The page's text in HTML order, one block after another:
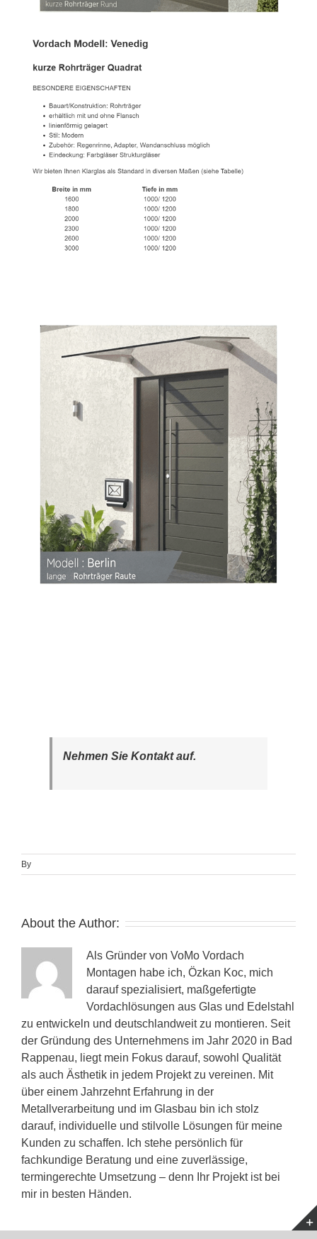
Nehmen Sie Kontakt auf.
By
About the Author:
Als Gründer von VoMo Vordach
Montagen habe ich, Özkan Koc, mich
darauf spezialisiert, maßgefertigte
Vordachlösungen aus Glas und Edelstahl
zu entwickeln und deutschlandweit zu montieren. Seit
der Gründung des Unternehmens im Jahr 2020 in Bad
Rappenau, liegt mein Fokus darauf, sowohl Qualität
als auch Ästhetik in jedem Projekt zu vereinen. Mit
über einem Jahrzehnt Erfahrung in der
Metallverarbeitung und im Glasbau bin ich stolz
darauf, individuelle und stilvolle Lösungen für meine
Kunden zu schaffen. Ich stehe persönlich für
fachkundige Beratung und eine zuverlässige,
termingerechte Umsetzung – denn Ihr Projekt ist bei
mir in besten Händen.